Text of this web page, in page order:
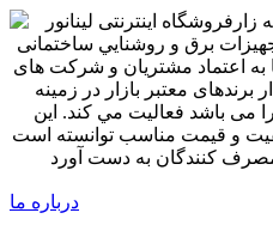
درباره ما